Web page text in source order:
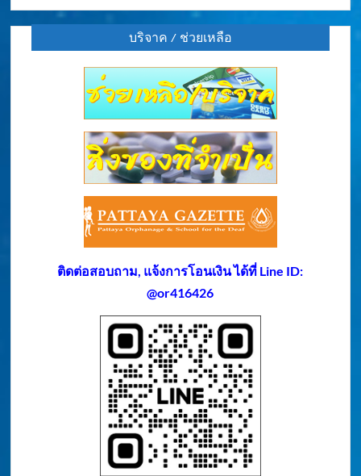
บริจาค / ช่วยเหลือ
ติดต่อสอบถาม, แจ้งการโอนเงิน ได้ที่ Line ID:
@or416426